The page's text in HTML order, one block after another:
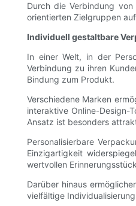
Durch die Verbindung
orientierten Zielgruppen
Individuell gestaltbare
In einer Welt, in der
Verbindung zu ihren
Bindung zum Produkt.
Verschiedene Marken
interaktive Online-Design-
Ansatz ist besonders
Personalisierbare
Einzigartigkeit
wertvollen
Darüber hinaus
vielfältige